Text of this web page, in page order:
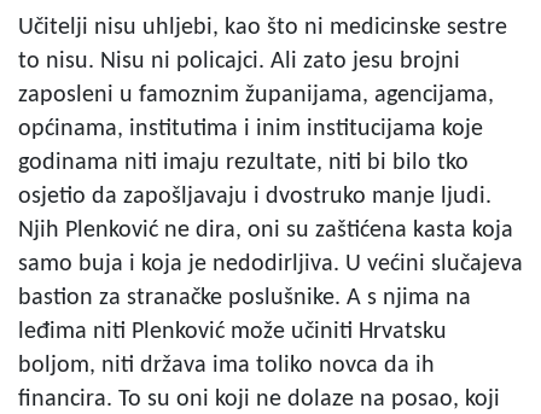
Učitelji nisu uhljebi, kao što ni medicinske sestre
to nisu. Nisu ni policajci. Ali zato jesu brojni
zaposleni u famoznim županijama, agencijama,
općinama, institutima i inim institucijama koje
godinama niti imaju rezultate, niti bi bilo tko
osjetio da zapošljavaju i dvostruko manje ljudi.
Njih Plenković ne dira, oni su zaštićena kasta koja
samo buja i koja je nedodirljiva. U većini slučajeva
bastion za stranačke poslušnike. A s njima na
leđima niti Plenković može učiniti Hrvatsku
boljom, niti država ima toliko novca da ih
financira. To su oni koji ne dolaze na posao, koji